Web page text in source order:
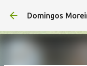
Domingos